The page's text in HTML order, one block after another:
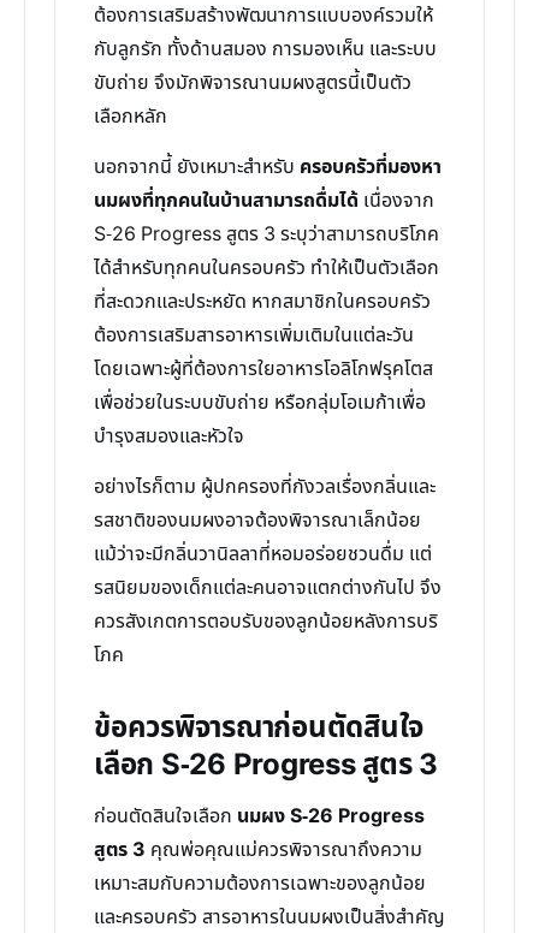
ต้องการเสริมสร้างพัฒนาการแบบองค์รวมให้
กับลูกรัก ทั้งด้านสมอง การมองเห็น และระบบ
ขับถ่าย จึงมักพิจารณานมผงสูตรนี้เป็นตัว
เลือกหลัก
นอกจากนี้ ยังเหมาะสำหรับ ครอบครัวที่มองหา
นมผงที่ทุกคนในบ้านสามารถดื่มได้ เนื่องจาก
S-26 Progress สูตร 3 ระบุว่าสามารถบริโภค
ได้สำหรับทุกคนในครอบครัว ทำให้เป็นตัวเลือก
ที่สะดวกและประหยัด หากสมาชิกในครอบครัว
ต้องการเสริมสารอาหารเพิ่มเติมในแต่ละวัน
โดยเฉพาะผู้ที่ต้องการใยอาหารโอลิโกฟรุคโตส
เพื่อช่วยในระบบขับถ่าย หรือกลุ่มโอเมก้าเพื่อ
บำรุงสมองและหัวใจ
อย่างไรก็ตาม ผู้ปกครองที่กังวลเรื่องกลิ่นและ
รสชาติของนมผงอาจต้องพิจารณาเล็กน้อย
แม้ว่าจะมีกลิ่นวานิลลาที่หอมอร่อยชวนดื่ม แต่
รสนิยมของเด็กแต่ละคนอาจแตกต่างกันไป จึง
ควรสังเกตการตอบรับของลูกน้อยหลังการบริ
โภค
ข้อควรพิจารณาก่อนตัดสินใจ
เลือก S-26 Progress สูตร 3
ก่อนตัดสินใจเลือก นมผง S-26 Progress
สูตร 3 คุณพ่อคุณแม่ควรพิจารณาถึงความ
เหมาะสมกับความต้องการเฉพาะของลูกน้อย
และครอบครัว สารอาหารในนมผงเป็นสิ่งสำคัญ